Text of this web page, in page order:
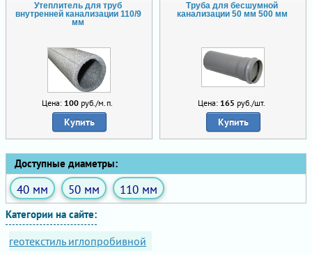
Утеплитель для труб
внутренней канализации 110/9
мм
Цена: 100 руб./м.п.
Купить
Труба для бесшумной
канализации 50 мм 500 мм
Цена: 165 руб./шт.
Купить
Доступные диаметры:
40 мм 50 мм 110 мм
Категории на сайте:
геотекстиль иглопробивной